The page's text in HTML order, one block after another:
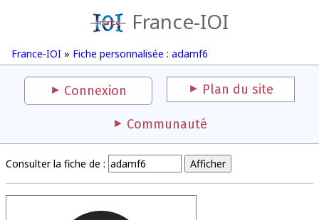
France-IOI
France-IOI » Fiche personnalisée : adamf6
Connexion Plan du site
Communauté
Consulter la fiche de :